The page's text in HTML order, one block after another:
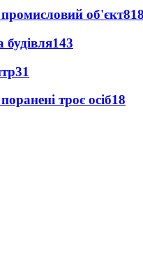
промисловий об'єкт818
143
31
троє осіб18